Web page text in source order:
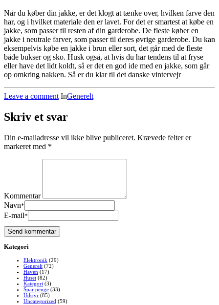
Når du køber din jakke, er det klogt at tænke over, hvilken farve den
har, og i hvilket materiale den er lavet. For det er smartest at købe en
jakke, som passer til resten af din garderobe. De fleste køber en
jakke i neutrale farver, som passer til deres øvrige garderobe. Du kan
eksempelvis købe en jakke i brun eller sort, det går med de fleste
både bukser og sko. Husk også, at hvis du har tendens til at fryse
eller have det lidt koldt, så er det en god ide med en jakke, som går
op omkring nakken. Så er du klar til det danske vintervejr
Leave a comment InGenerelt
Skriv et svar
Din e-mailadresse vil ikke blive publiceret. Krævede felter er
markeret med *
Kommentar
Navn*
E-mail*
Kategori
Elektronik (29)
Generelt (72)
Haven (17)
Huset (82)
Kategori (3)
Spar penge (33)
Udstyr (85)
Uncategorized (59)